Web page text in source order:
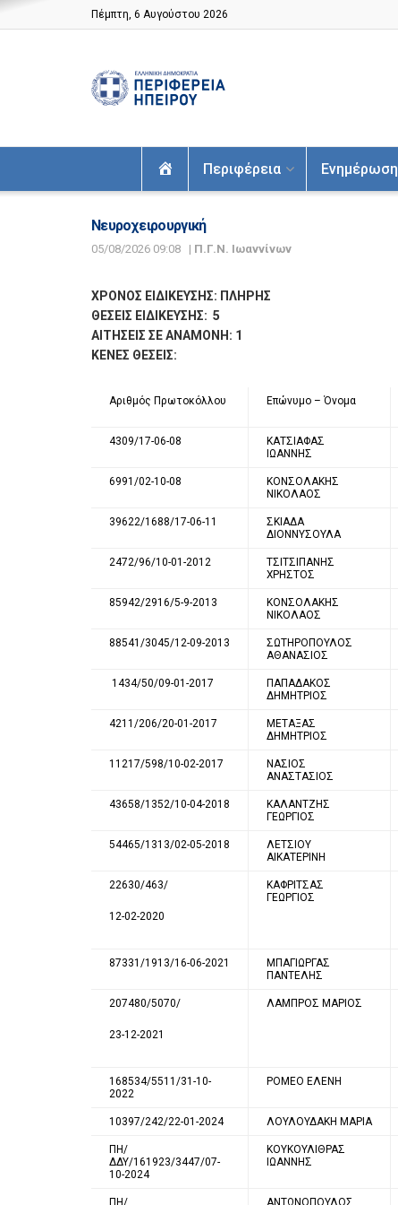
Πέμπτη, 6 Αυγούστου 2026
ΑρχικήΠεριφέρεια Ενημέρωση
Νευροχειρουργική
05/08/2026 09:08 | Π.Γ.Ν. Ιωαννίνων
ΧΡΟΝΟΣ ΕΙΔΙΚΕΥΣΗΣ: ΠΛΗΡΗΣ
ΘΕΣΕΙΣ ΕΙΔΙΚΕΥΣΗΣ: 5
ΑΙΤΗΣΕΙΣ ΣΕ ΑΝΑΜΟΝΗ: 1
ΚΕΝΕΣ ΘΕΣΕΙΣ:
Αριθμός Πρωτοκόλλου Επώνυμο – Όνομα
4309/17-06-08
ΚΑΤΣΙΑΦΑΣ
ΙΩΑΝΝΗΣ
6991/02-10-08
ΚΟΝΣΟΛΑΚΗΣ
ΝΙΚΟΛΑΟΣ
39622/1688/17-06-11
ΣΚΙΑΔΑ
ΔΙΟΝΝΥΣΟΥΛΑ
2472/96/10-01-2012
ΤΣΙΤΣΙΠΑΝΗΣ
ΧΡΗΣΤΟΣ
85942/2916/5-9-2013
ΚΟΝΣΟΛΑΚΗΣ
ΝΙΚΟΛΑΟΣ
88541/3045/12-09-2013
ΣΩΤΗΡΟΠΟΥΛΟΣ
ΑΘΑΝΑΣΙΟΣ
1434/50/09-01-2017
ΠΑΠΑΔΑΚΟΣ
ΔΗΜΗΤΡΙΟΣ
4211/206/20-01-2017
ΜΕΤΑΞΑΣ
ΔΗΜΗΤΡΙΟΣ
11217/598/10-02-2017
ΝΑΣΙΟΣ
ΑΝΑΣΤΑΣΙΟΣ
43658/1352/10-04-2018
ΚΑΛΑΝΤΖΗΣ
ΓΕΩΡΓΙΟΣ
54465/1313/02-05-2018
ΛΕΤΣΙΟΥ
ΑΙΚΑΤΕΡΙΝΗ
22630/463/
12-02-2020
ΚΑΦΡΙΤΣΑΣ
ΓΕΩΡΓΙΟΣ
87331/1913/16-06-2021
ΜΠΑΓΙΩΡΓΑΣ
ΠΑΝΤΕΛΗΣ
207480/5070/
23-12-2021
ΛΑΜΠΡΟΣ ΜΑΡΙΟΣ
168534/5511/31-10-
2022
ΡΟΜΕΟ ΕΛΕΝΗ
10397/242/22-01-2024 ΛΟΥΛΟΥΔΑΚΗ ΜΑΡΙΑ
ΠΗ/
ΔΔΥ/161923/3447/07-
10-2024
ΚΟΥΚΟΥΛΙΘΡΑΣ
ΙΩΑΝΝΗΣ
ΠΗ/ ΑΝΤΩΝΟΠΟΥΛΟΣ